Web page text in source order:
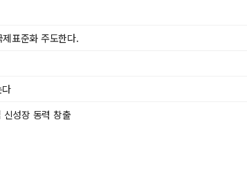
표준화 주도한다.
다
신성장 동력 창출